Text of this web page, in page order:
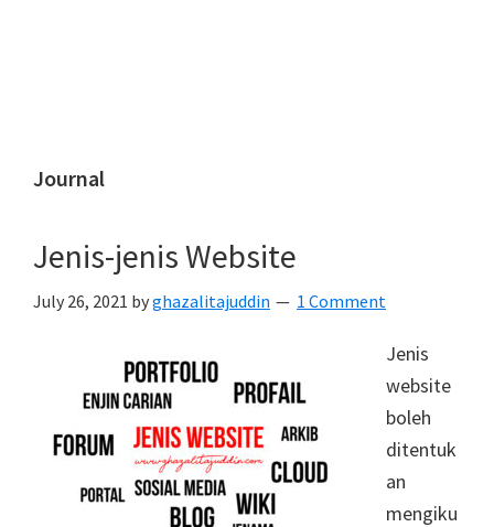
Journal
Jenis-jenis Website
July 26, 2021 byghazalitajuddin 1 Comment
Jenis
website
boleh
ditentuk
an
mengiku